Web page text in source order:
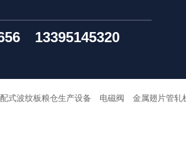
13395145320
式波纹板粮仓生产设备 电磁阀 金属翅片管轧